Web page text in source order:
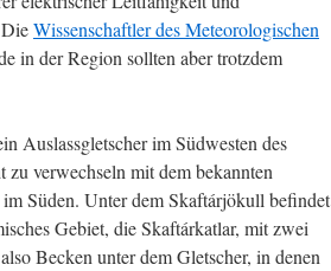
Wissenschaftler des Meteorologischen
in der Region sollten aber trotzdem
Auslassgletscher im Südwesten des
verwechseln mit dem bekannten
Süden. Unter dem Skaftárjökull befindet
Gebiet, die Skaftárkatlar, mit zwei
Becken unter dem Gletscher, in denen